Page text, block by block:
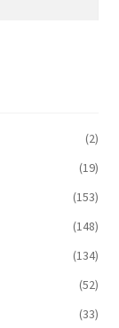
(2)
(19)
(153)
(148)
(134)
(52)
(33)